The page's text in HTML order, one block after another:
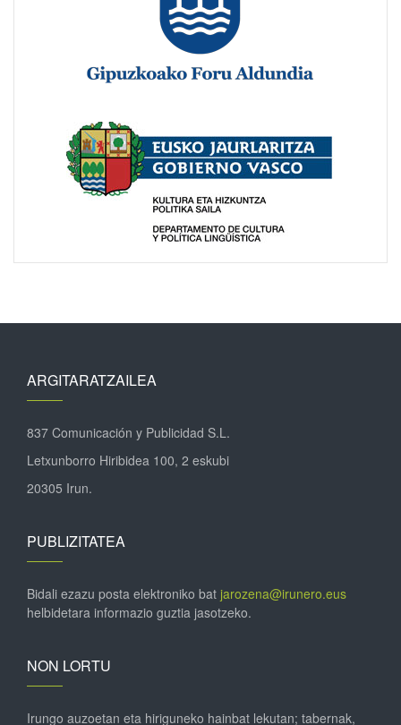
ARGITARATZAILEA
837 Comunicación y Publicidad S.L.
Letxunborro Hiribidea 100, 2 eskubi
20305 Irun.
PUBLIZITATEA
Bidali ezazu posta elektroniko bat jarozena@irunero.eus
helbidetara informazio guztia jasotzeko.
NON LORTU
Irungo auzoetan eta hiriguneko hainbat lekutan; tabernak,